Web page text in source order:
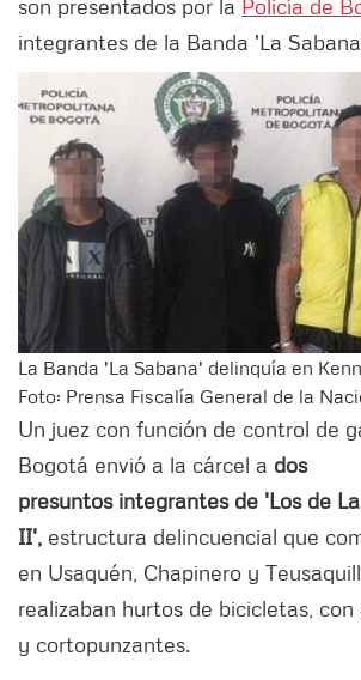
son presentados por la Policía de
integrantes de la Banda 'La
La Banda 'La Sabana' delinquía en
Foto: Prensa Fiscalía General de la
Un juez con función de control de
Bogotá envió a la cárcel a dos
presuntos integrantes de 'Los de
II', estructura delincuencial que
en Usaquén, Chapinero y
realizaban hurtos de bicicletas,
y cortopunzantes.